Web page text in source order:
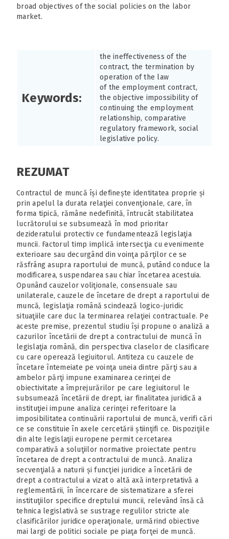
broad objectives of the social policies on the labor
market.
Keywords:
the ineffectiveness of the
contract, the termination by
operation of the law
of the employment contract,
the objective impossibility of
continuing the employment
relationship, comparative
regulatory framework, social
legislative policy.
REZUMAT
Contractul de muncă își definește identitatea proprie și
prin apelul la durata relaţiei convenţionale, care, în
forma tipică, rămâne nedefinită, întrucât stabilitatea
lucrătorului se subsumează în mod prioritar
dezideratului protectiv ce fundamentează legislaţia
muncii. Factorul timp implică intersecţia cu evenimente
exterioare sau decurgând din voinţa părţilor ce se
răsfrâng asupra raportului de muncă, putând conduce la
modificarea, suspendarea sau chiar încetarea acestuia.
Opunând cauzelor voliţionale, consensuale sau
unilaterale, cauzele de încetare de drept a raportului de
muncă, legislaţia română scindează logico-juridic
situaţiile care duc la terminarea relaţiei contractuale. Pe
aceste premise, prezentul studiu își propune o analiză a
cazurilor încetării de drept a contractului de muncă în
legislaţia română, din perspectiva claselor de clasificare
cu care operează legiuitorul. Antiteza cu cauzele de
încetare întemeiate pe voinţa uneia dintre părţi sau a
ambelor părţi impune examinarea cerinţei de
obiectivitate a împrejurărilor pe care legiuitorul le
subsumează încetării de drept, iar finalitatea juridică a
instituţiei impune analiza cerinţei referitoare la
imposibilitatea continuării raportului de muncă, verifi cări
ce se constituie în axele cercetării știinţifi ce. Dispoziţiile
din alte legislaţii europene permit cercetarea
comparativă a soluţiilor normative proiectate pentru
încetarea de drept a contractului de muncă. Analiza
secvenţială a naturii și funcţiei juridice a încetării de
drept a contractului a vizat o altă axă interpretativă a
reglementării, în încercare de sistematizare a sferei
instituţiilor specifice dreptului muncii, relevând însă că
tehnica legislativă se sustrage regulilor stricte ale
clasificărilor juridice operaţionale, urmărind obiective
mai largi de politici sociale pe piaţa forţei de muncă.